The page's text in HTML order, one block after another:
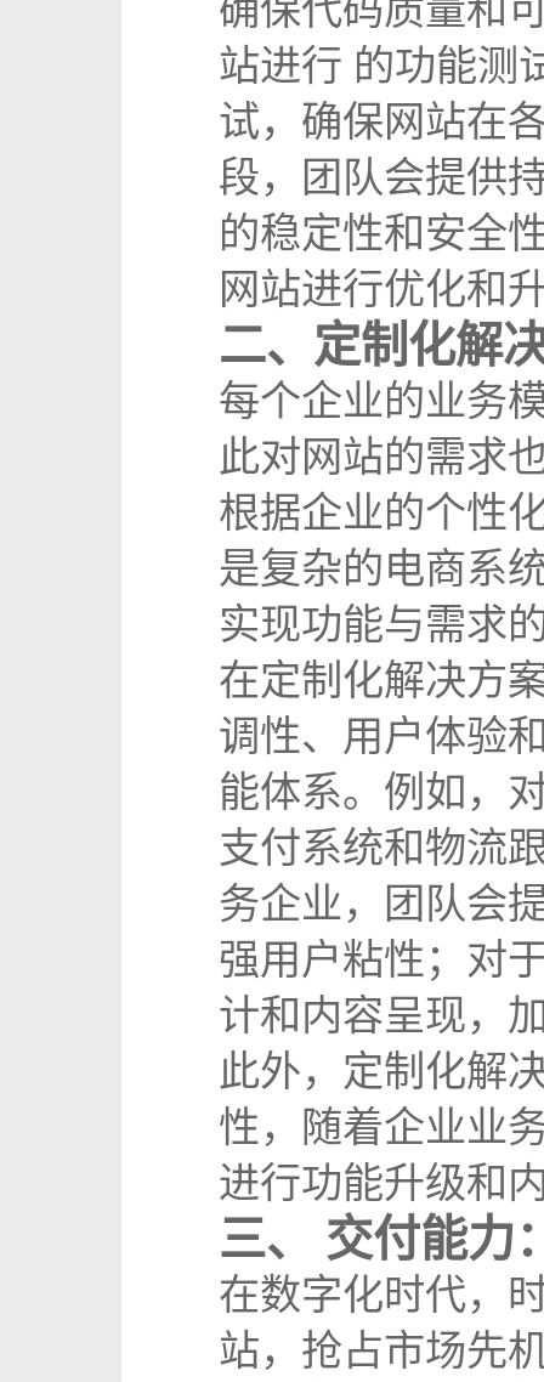
确保代码质量和
站进行 的功能测
试，确保网站在
段，团队会提供
的稳定性和安全
网站进行优化和
二、定制化解
每个企业的业务
此对网站的需求
根据企业的个性
是复杂的电商系
实现功能与需求
在定制化解决方
调性、用户体验
能体系。例如，
支付系统和物流
务企业，团队会
强用户粘性；对
计和内容呈现，
此外，定制化解
性，随着企业业
进行功能升级和
三、 交付能力
在数字化时代，
站，抢占市场先